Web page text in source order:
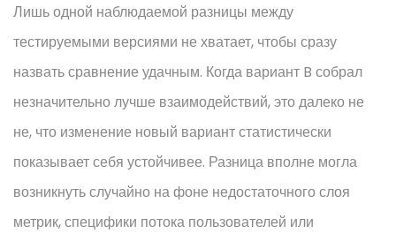
Лишь одной наблюдаемой разницы между
тестируемыми версиями не хватает, чтобы сразу
назвать сравнение удачным. Когда вариант B собрал
незначительно лучше взаимодействий, это далеко не
не, что изменение новый вариант статистически
показывает себя устойчивее. Разница вполне могла
возникнуть случайно на фоне недостаточного слоя
метрик, специфики потока пользователей или